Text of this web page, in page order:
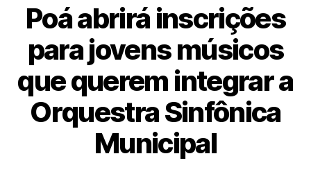
Poá abrirá inscrições
para jovens músicos
que querem integrar a
Orquestra Sinfônica
Municipal